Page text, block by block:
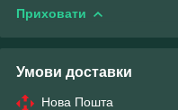
Приховати
Умови доставки
Нова Пошта